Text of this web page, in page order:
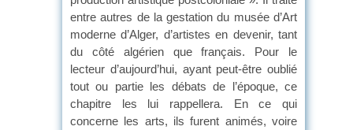
entre autres de la gestation du musée d’Art
moderne d’Alger, d’artistes en devenir, tant
du côté algérien que français. Pour le
lecteur d’aujourd’hui, ayant peut-être oublié
tout ou partie les débats de l’époque, ce
chapitre les lui rappellera. En ce qui
concerne les arts, ils furent animés, voire